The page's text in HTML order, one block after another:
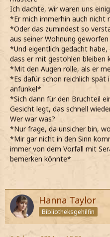
Ich dachte, wir waren uns einig
*Er mich immerhin auch nicht
*Oder das zumindest so
aus seiner Wohnung
*Und eigentlich gedacht
dass er mit gestohlen bleiben
*Mit den Augen rolle, als er
*Es dafür schon reichlich spät
anfunkel*
*Sich dann für den Bruchteil
Gesicht legt, das schnell
Wer war was?
*Nur frage, da unsicher bin,
*Mir gar nicht in den Sinn
immer von dem Vorfall mit
bemerken könnte*
Hanna Taylor
Bibliotheksgehilfin